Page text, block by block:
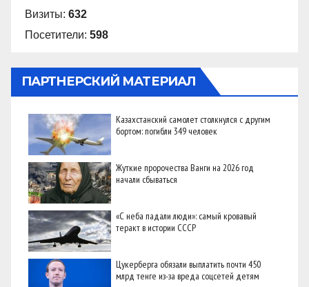
Визиты: 632
Посетители: 598
ПАРТНЕРСКИЙ МАТЕРИАЛ
Казахстанский самолет столкнулся с другим
бортом: погибли 349 человек
Жуткие пророчества Ванги на 2026 год
начали сбываться
«С неба падали люди»: самый кровавый
теракт в истории СССР
Цукерберга обязали выплатить почти 450
млрд тенге из-за вреда соцсетей детям